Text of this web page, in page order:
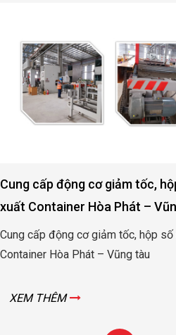
Cung cấp động cơ giảm tốc,
xuất Container Hòa Phát –
Cung cấp động cơ giảm tốc, hộp
Container Hòa Phát – Vũng tàu
XEM THÊM